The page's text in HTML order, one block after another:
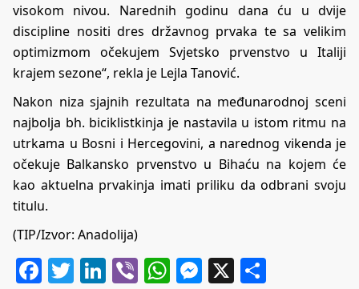
visokom nivou. Narednih godinu dana ću u dvije
discipline nositi dres državnog prvaka te sa velikim
optimizmom očekujem Svjetsko prvenstvo u Italiji
krajem sezone“, rekla je Lejla Tanović.
Nakon niza sjajnih rezultata na međunarodnoj sceni
najbolja bh. biciklistkinja je nastavila u istom ritmu na
utrkama u Bosni i Hercegovini, a narednog vikenda je
očekuje Balkansko prvenstvo u Bihaću na kojem će
kao aktuelna prvakinja imati priliku da odbrani svoju
titulu.
(TIP/Izvor: Anadolija)
Facebook
Twitter
LinkedIn
ViberWhatsApp
Messenger
X